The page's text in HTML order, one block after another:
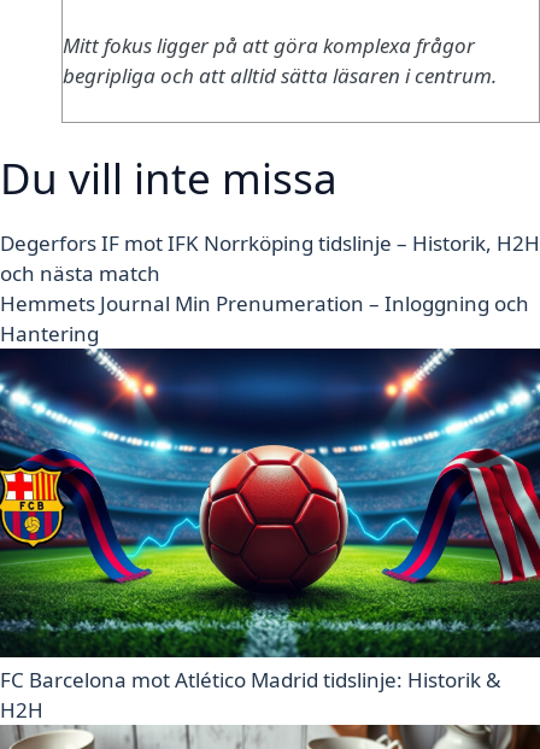
Mitt fokus ligger på att göra komplexa frågor
begripliga och att alltid sätta läsaren i centrum.
Du vill inte missa
Degerfors IF mot IFK Norrköping tidslinje – Historik, H2H
och nästa match
Hemmets Journal Min Prenumeration – Inloggning och
Hantering
FC Barcelona mot Atlético Madrid tidslinje: Historik &
H2H